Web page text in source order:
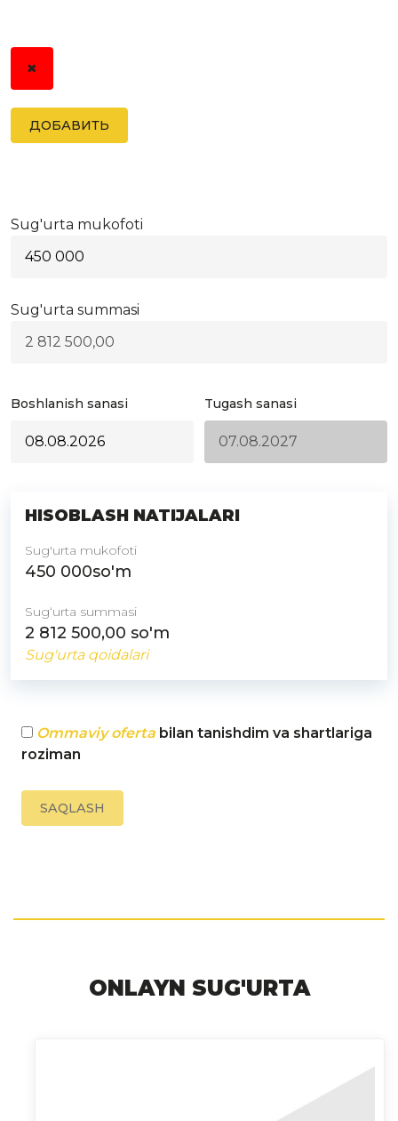
✖
ДОБАВИТЬ
Sug'urta mukofoti
Sug'urta summasi
Boshlanish sanasi Tugash sanasi
HISOBLASH NATIJALARI
Sug'urta mukofoti
450 000so'm
Sugʻurta summasi
2 812 500,00 so'm
Sug'urta qoidalari
Ommaviy oferta bilan tanishdim va shartlariga
roziman
SAQLASH
ONLAYN SUG'URTA